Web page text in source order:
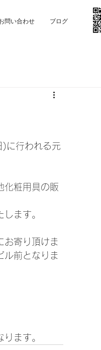
問い合わせ ブログ
に行われる元
化粧用具の販
ます。
お寄り頂けま
ル前となりま
ます。